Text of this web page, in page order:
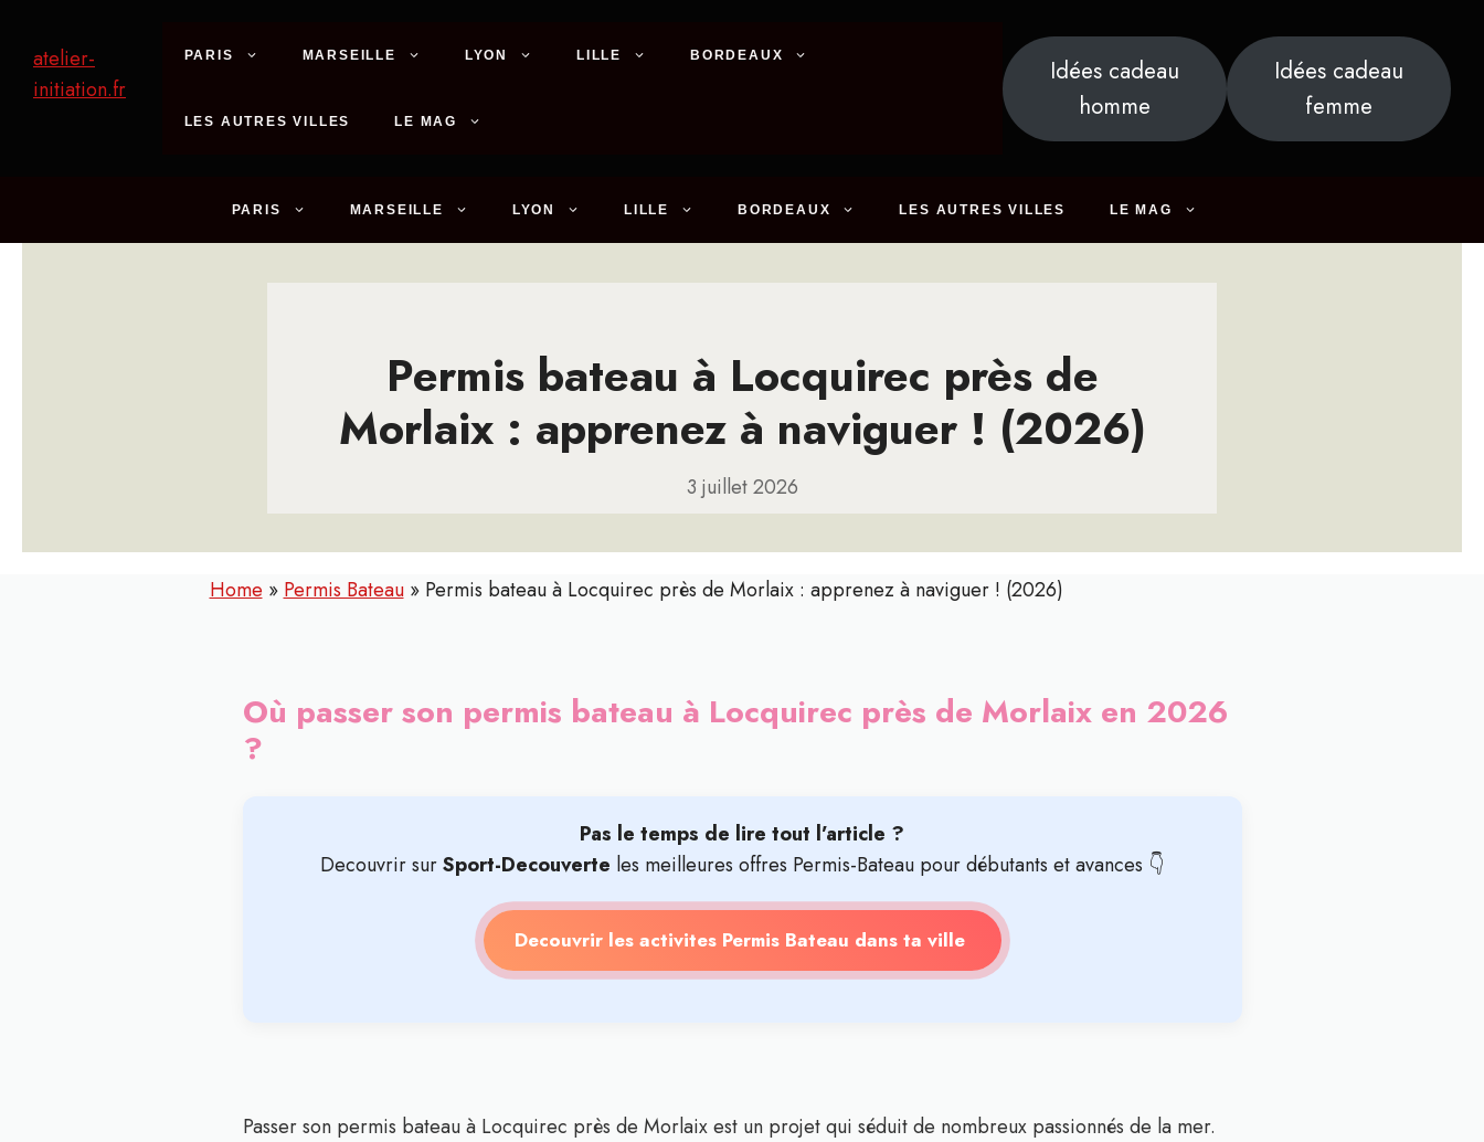
contenu
atelier-
initiation.fr
PARIS MARSEILLE LYON LILLE BORDEAUX
LES AUTRES VILLES LE MAG
Idées cadeau
homme
Idées cadeau
femme
PARIS MARSEILLE LYON LILLE BORDEAUX LES AUTRES VILLES LE MAG
Permis bateau à Locquirec près de
Morlaix : apprenez à naviguer ! (2026)
3 juillet 2026
Home » Permis Bateau» Permis bateau à Locquirec près de Morlaix : apprenez à naviguer ! (2026)
Où passer son permis bateau à Locquirec près de Morlaix en 2026
?
Pas le temps de lire tout l’article ?
Decouvrir surSport-Decouverte les meilleures offres Permis-Bateau pour débutants et avances 👇
Decouvrir les activites Permis Bateau dans ta ville
Passer son permis bateau à Locquirec près de Morlaix est un projet qui séduit de nombreux passionnés de la mer.